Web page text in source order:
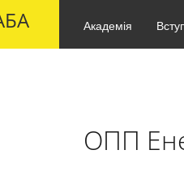
Академія
ОПП